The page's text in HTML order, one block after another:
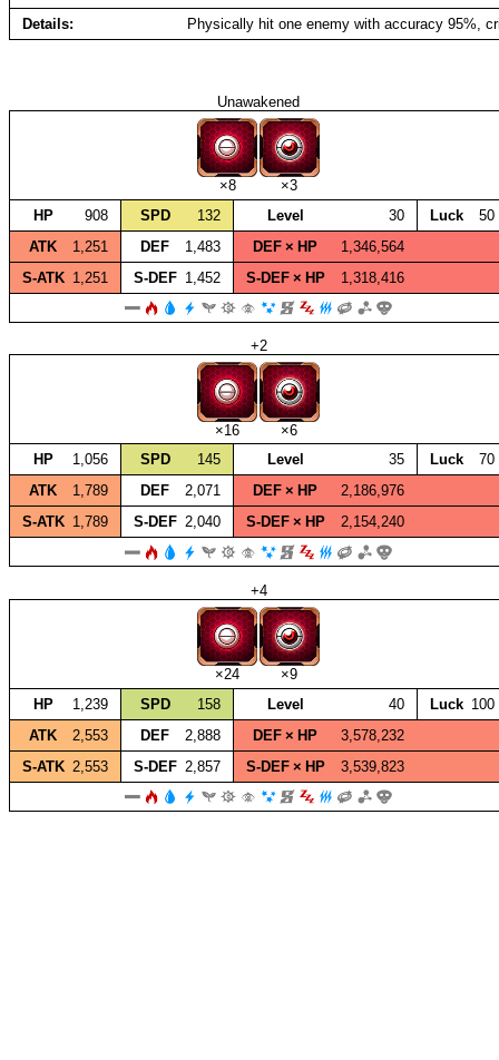
Details
Physically hit one enemy with accuracy 95%,
Unawakened
×8
×3
HP
908 SPD 132 Level 30 Luck
50
ATK
1,251 DEF 1,483 DEF × HP
1,346,564
S‑ATK 1,251 S‑DEF 1,452 S‑DEF × HP 1,318,416
+2
×16
×6
HP
1,056 SPD 145 Level 35 Luck
70
ATK
1,789 DEF 2,071 DEF × HP
2,186,976
S‑ATK 1,789 S‑DEF 2,040 S‑DEF × HP 2,154,240
+4
×24
×9
HP
1,239 SPD 158 Level 40 Luck 100
ATK
2,553 DEF 2,888 DEF × HP
3,578,232
S‑ATK 2,553 S‑DEF 2,857 S‑DEF × HP 3,539,823